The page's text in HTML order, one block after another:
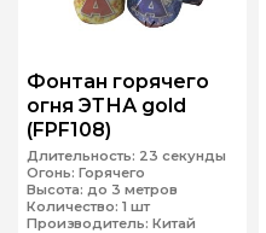
Фонтан горячего
огня ЭТНА gold
(FPF108)
Длительность: 23 секунды
Огонь: Горячего
Высота: до 3 метров
Количество: 1 шт
Производитель: Китай